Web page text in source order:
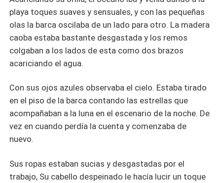
playa toques suaves y sensuales, y con las pequeñas
olas la barca oscilaba de un lado para otro. La madera
caoba estaba bastante desgastada y los remos
colgaban a los lados de esta como dos brazos
acariciando el agua.
Con sus ojos azules observaba el cielo. Estaba tirado
en el piso de la barca contando las estrellas que
acompañaban a la luna en el escenario de la noche. De
vez en cuando perdía la cuenta y comenzaba de
nuevo.
Sus ropas estaban sucias y desgastadas por el
trabajo, Su cabello despeinado le hacía lucir un toque